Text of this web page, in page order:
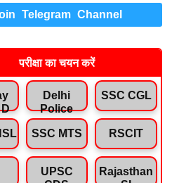
Telegram Channel
परीक्षा का चयन करें
Delhi
Police
SSC CGL
SSC MTS RSCIT
UPSC
Rajasthan